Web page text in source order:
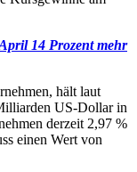
14 Prozent mehr
hält laut
US-Dollar in
derzeit 2,97 %
einen Wert von